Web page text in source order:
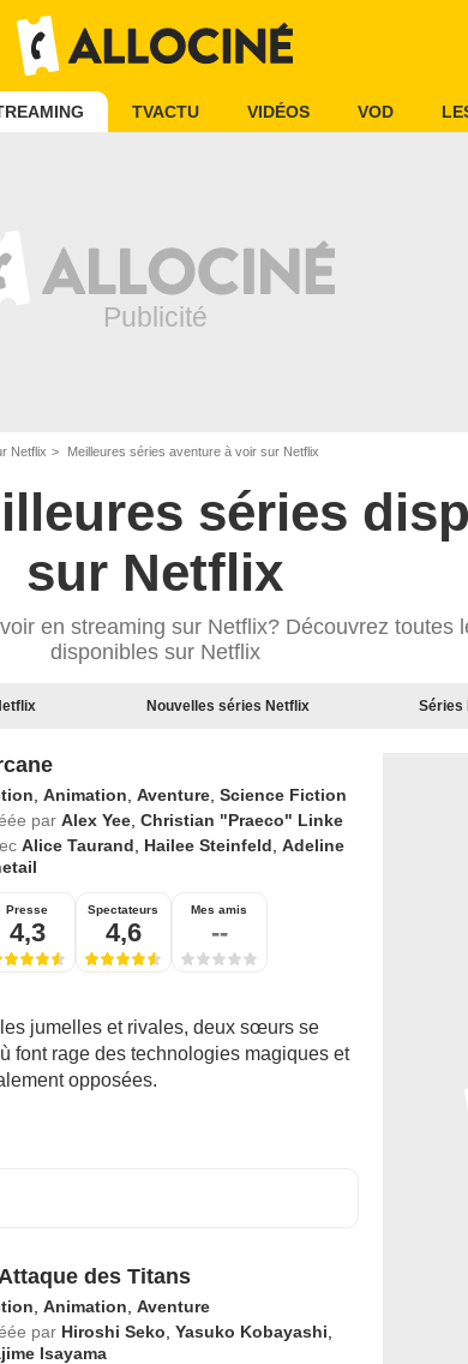
TVACTU VIDÉOS VOD
Netflix Meilleures séries aventure à voir sur Netflix
séries
sur Netflix
en streaming sur Netflix? Découvrez toutes
disponibles sur Netflix
Nouvelles séries Netflix Séries
Animation Aventure, Science Fiction
par Alex Yee, Christian "Praeco" Linke
Alice Taurand Hailee Steinfeld Adeline
Presse
4,3
Spectateurs
4,6
Mes amis
--
jumelles et rivales, deux sœurs se
font rage des technologies magiques et
opposées.
des Titans
Animation Aventure
par Hiroshi Seko Yasuko Kobayashi
Isayama